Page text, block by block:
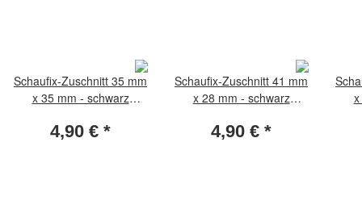
Schaufix-Zuschnitt 35 mm
x 35 mm - schwarz
4,90 € *
Schaufix-Zuschnitt 41 mm
x 28 mm - schwarz
4,90 € *